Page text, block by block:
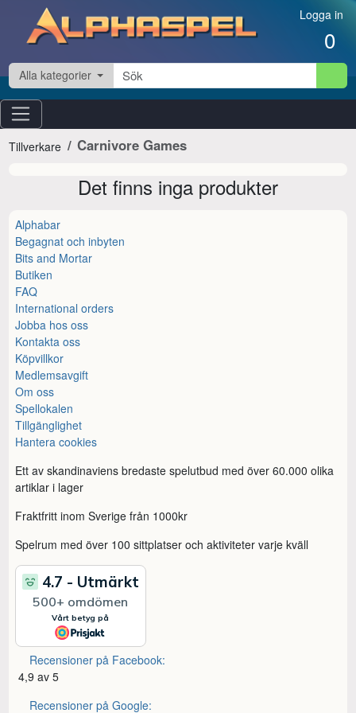
Hoppa till innehåll Logga in
0
Alla kategorier
Tillverkare Carnivore Games
Det finns inga produkter
Alphabar
Begagnat och inbyten
Bits and Mortar
Butiken
FAQ
International orders
Jobba hos oss
Kontakta oss
Köpvillkor
Medlemsavgift
Om oss
Spellokalen
Tillgänglighet
Hantera cookies
Ett av skandinaviens bredaste spelutbud med över 60.000 olika
artiklar i lager
Fraktfritt inom Sverige från 1000kr
Spelrum med över 100 sittplatser och aktiviteter varje kväll
Recensioner på Facebook:
4,9 av 5
Recensioner på Google: